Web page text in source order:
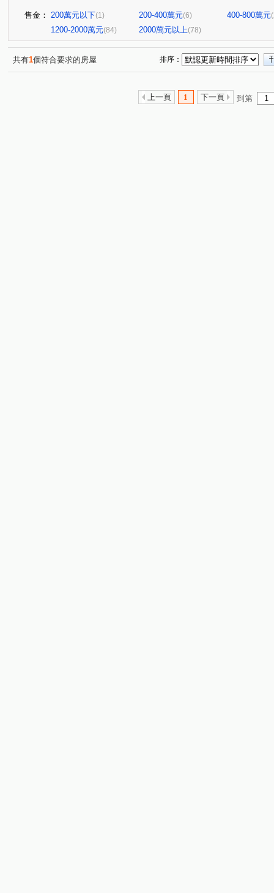
售金： 200萬元以下(1) 200-400萬元(6) 400-800萬元
1200-2000萬元(84) 2000萬元以上(78)
共有1個符合要求的房屋 排序：
上一頁 1 下一頁 到第